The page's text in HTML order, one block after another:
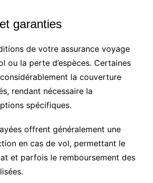
garanties
de votre assurance voyage
ou la perte d’espèces. Certaines
la couverture
rendant nécessaire la
spécifiques.
offrent généralement une
en cas de vol, permettant le
et parfois le remboursement des